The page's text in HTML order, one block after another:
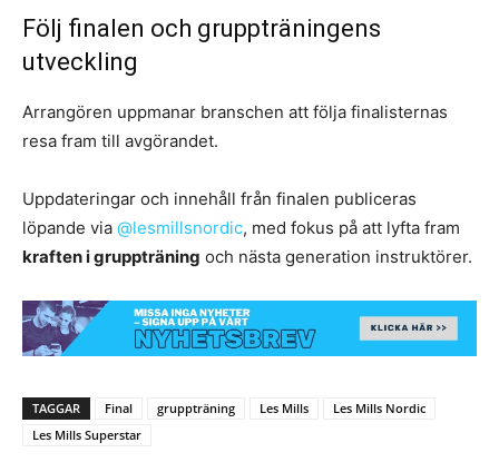
Följ finalen och gruppträningens
utveckling
Arrangören uppmanar branschen att följa finalisternas
resa fram till avgörandet.
Uppdateringar och innehåll från finalen publiceras
löpande via @lesmillsnordic, med fokus på att lyfta fram
kraften i gruppträning och nästa generation instruktörer.
TAGGAR Final gruppträning Les Mills
Les Mills Nordic
Les Mills Superstar